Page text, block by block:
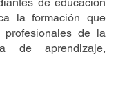
la formación que
de la
de aprendizaje,